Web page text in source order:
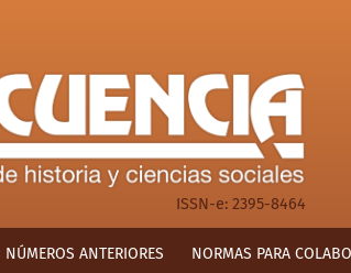
el pensamiento mexicano del siglo
ISSN-e: 2395-8464
NÚMEROS ANTERIORES NORMAS PARA